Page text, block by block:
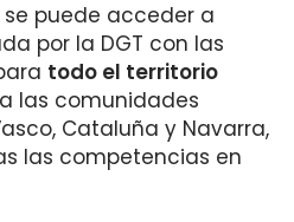
se puede acceder a
por la DGT con las
todo el territorio
las comunidades
Cataluña y Navarra,
las competencias en